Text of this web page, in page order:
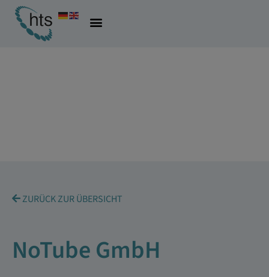
ZURÜCK ZUR ÜBERSICHT
NoTube GmbH